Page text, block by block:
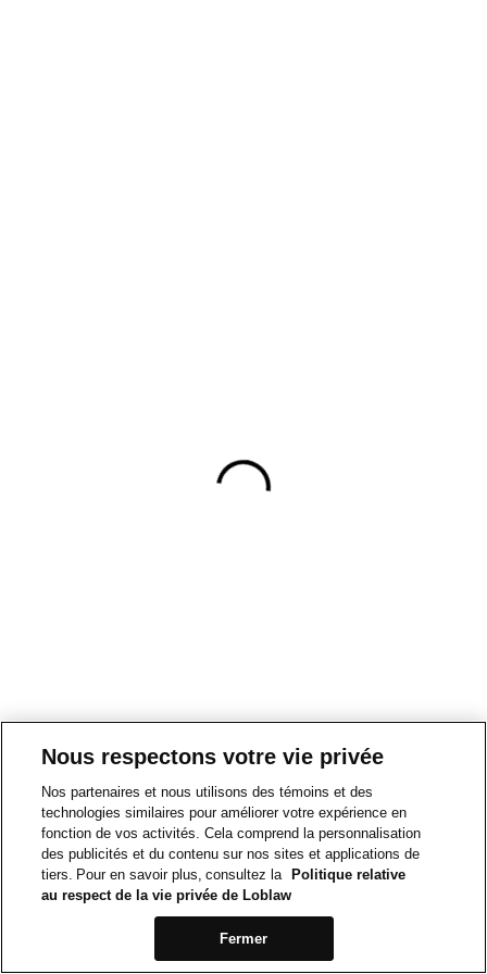
Nous respectons votre vie privée
Nos partenaires et nous utilisons des témoins et des
technologies similaires pour améliorer votre expérience en
fonction de vos activités. Cela comprend la personnalisation
des publicités et du contenu sur nos sites et applications de
tiers. Pour en savoir plus, consultez la
Politique relative
au respect de la vie privée de Loblaw
Fermer